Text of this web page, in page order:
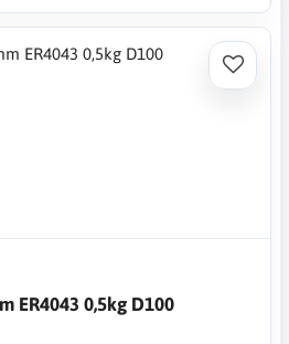
ER4043 0,5kg D100